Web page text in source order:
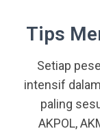
Tips
Setiap
intensif
paling
AKPOL,